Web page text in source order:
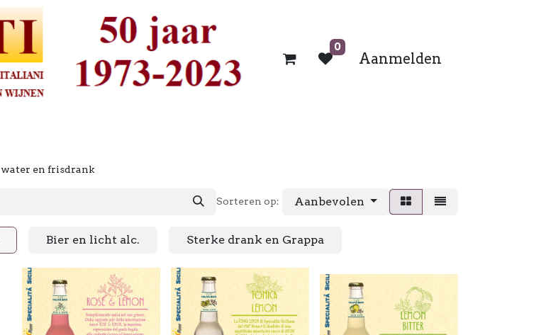
0
Aanmelden
water en frisdrank
Sorteren op: Aanbevolen
Bier en licht alc. Sterke drank en Grappa